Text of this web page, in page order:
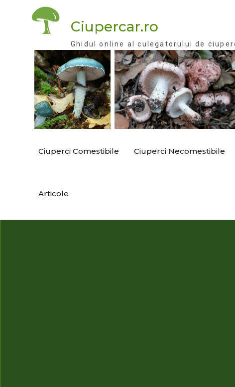
Ciupercar.ro
Ghidul online al culegatorului de
Ciuperci Comestibile Ciuperci Necomestibile
Articole